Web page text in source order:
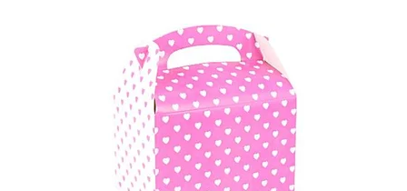
papierova krabicka ruzova s bielymi bodkami 1ks v baleni velkost